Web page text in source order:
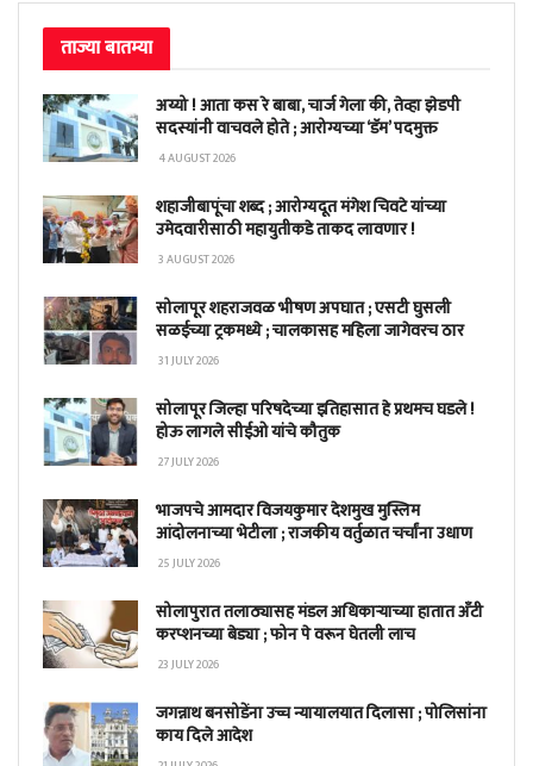
ताज्या बातम्या
अय्यो ! आता कस रे बाबा, चार्ज गेला की, तेव्हा झेडपी
सदस्यांनी वाचवले होते ; आरोग्यच्या ‘डॅम’ पदमुक्त
4 AUGUST 2026
शहाजीबापूंचा शब्द ; आरोग्यदूत मंगेश चिवटे यांच्या
उमेदवारीसाठी महायुतीकडे ताकद लावणार !
3 AUGUST 2026
सोलापूर शहराजवळ भीषण अपघात ; एसटी घुसली
सळईच्या ट्रकमध्ये ; चालकासह महिला जागेवरच ठार
31 JULY 2026
सोलापूर जिल्हा परिषदेच्या इतिहासात हे प्रथमच घडले !
होऊ लागले सीईओ यांचे कौतुक
27 JULY 2026
भाजपचे आमदार विजयकुमार देशमुख मुस्लिम
आंदोलनाच्या भेटीला ; राजकीय वर्तुळात चर्चांना उधाण
25 JULY 2026
सोलापुरात तलाठ्यासह मंडल अधिकाऱ्याच्या हातात अँटी
करप्शनच्या बेड्या ; फोन पे वरून घेतली लाच
23 JULY 2026
जगन्नाथ बनसोडेंना उच्च न्यायालयात दिलासा ; पोलिसांना
काय दिले आदेश